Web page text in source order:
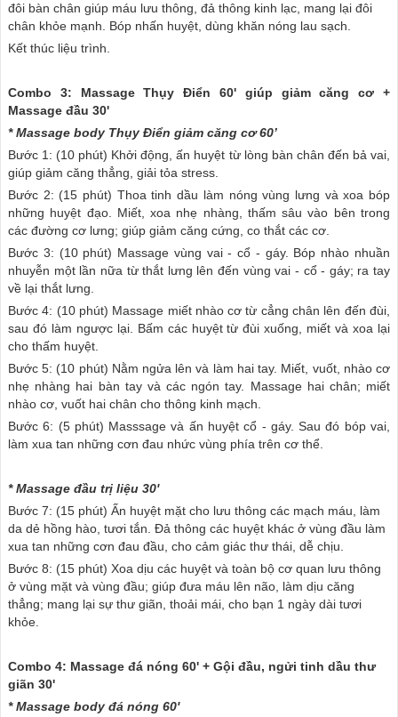
đôi bàn chân giúp máu lưu thông, đả thông kinh lạc, mang lại đôi
chân khỏe mạnh. Bóp nhấn huyệt, dùng khăn nóng lau sạch.
Kết thúc liệu trình.
Combo 3: Massage Thụy Điển 60' giúp giảm căng cơ +
Massage đầu 30'
* Massage body Thụy Điển giảm căng cơ 60’
Bước 1: (10 phút) Khởi động, ấn huyệt từ lòng bàn chân đến bả vai,
giúp giảm căng thẳng, giải tỏa stress.
Bước 2: (15 phút) Thoa tinh dầu làm nóng vùng lưng và xoa bóp
những huyệt đạo. Miết, xoa nhẹ nhàng, thấm sâu vào bên trong
các đường cơ lưng; giúp giảm căng cứng, co thắt các cơ.
Bước 3: (10 phút) Massage vùng vai - cổ - gáy. Bóp nhào nhuần
nhuyễn một lần nữa từ thắt lưng lên đến vùng vai - cổ - gáy; ra tay
về lại thắt lưng.
Bước 4: (10 phút) Massage miết nhào cơ từ cẳng chân lên đến đùi,
sau đó làm ngược lại. Bấm các huyệt từ đùi xuống, miết và xoa lại
cho thấm huyệt.
Bước 5: (10 phút) Nằm ngửa lên và làm hai tay. Miết, vuốt, nhào cơ
nhẹ nhàng hai bàn tay và các ngón tay. Massage hai chân; miết
nhào cơ, vuốt hai chân cho thông kinh mạch.
Bước 6: (5 phút) Masssage và ấn huyệt cổ - gáy. Sau đó bóp vai,
làm xua tan những cơn đau nhức vùng phía trên cơ thể.
* Massage đầu trị liệu 30'
Bước 7: (15 phút) Ấn huyệt mặt cho lưu thông các mạch máu, làm
da dẻ hồng hào, tươi tắn. Đả thông các huyệt khác ở vùng đầu làm
xua tan những cơn đau đầu, cho cảm giác thư thái, dễ chịu.
Bước 8: (15 phút) Xoa dịu các huyệt và toàn bộ cơ quan lưu thông
ở vùng mặt và vùng đầu; giúp đưa máu lên não, làm dịu căng
thẳng; mang lại sự thư giãn, thoải mái, cho bạn 1 ngày dài tươi
khỏe.
Combo 4: Massage đá nóng 60' + Gội đầu, ngửi tinh dầu thư
giãn 30'
* Massage body đá nóng 60'